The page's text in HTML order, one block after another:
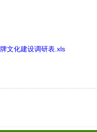
文化建设调研表.xls